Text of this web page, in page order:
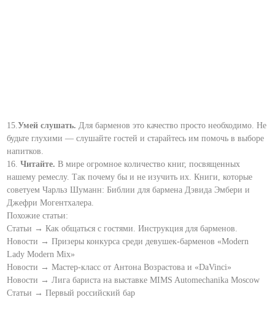
15.Умей слушать.Для барменов это качество просто необходимо. Не
будьте глухими — слушайте гостей и старайтесь им помочь в выборе
напитков.
16.Читайте. В мире огромное количество книг, посвященных
нашему ремеслу. Так почему бы и не изучить их. Книги, которые
советуем Чарльз Шуманн: Библии для бармена Дэвида Эмбери и
Джефри Могентхалера.
Похожие статьи:
Статьи → Как общаться с гостями. Инструкция для барменов.
Новости → Призеры конкурса среди девушек-барменов «Modern
Lady Modern Mix»
Новости → Мастер-класс от Антона Возрастова и «DaVinci»
Новости → Лига бариста на выставке MIMS Automechanika Moscow
Статьи → Первый российский бар